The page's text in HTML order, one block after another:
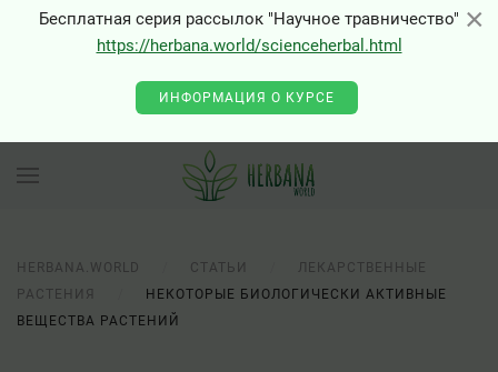
×
Бесплатная серия рассылок "Научное травничество"
https://herbana.world/scienceherbal.html
ИНФОРМАЦИЯ О КУРСЕ
HERBANA.WORLD СТАТЬИ
ЛЕКАРСТВЕННЫЕ
РАСТЕНИЯ
НЕКОТОРЫЕ БИОЛОГИЧЕСКИ АКТИВНЫЕ
ВЕЩЕСТВА РАСТЕНИЙ
×